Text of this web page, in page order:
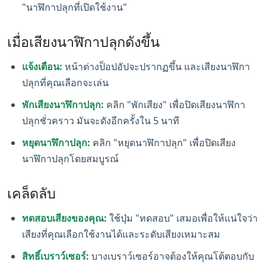
"นาฬิกาปลุกที่เปิดใช้งาน"
เมื่อเสียงนาฬิกาปลุกดังขึ้น
แจ้งเตือน: หน้าต่างป็อปอัปจะปรากฏขึ้น และเสียงนาฬิกา
ปลุกที่คุณเลือกจะเล่น
พักเสียงนาฬิกาปลุก: คลิก "พักเสียง" เพื่อปิดเสียงนาฬิกา
ปลุกชั่วคราว มันจะดังอีกครั้งใน 5 นาที
หยุดนาฬิกาปลุก: คลิก "หยุดนาฬิกาปลุก" เพื่อปิดเสียง
นาฬิกาปลุกโดยสมบูรณ์
เคล็ดลับ
ทดสอบเสียงของคุณ: ใช้ปุ่ม "ทดสอบ" เสมอเพื่อให้แน่ใจว่า
เสียงที่คุณเลือกใช้งานได้และระดับเสียงเหมาะสม
สิทธิ์เบราว์เซอร์: บางเบราว์เซอร์อาจต้องให้คุณโต้ตอบกับ